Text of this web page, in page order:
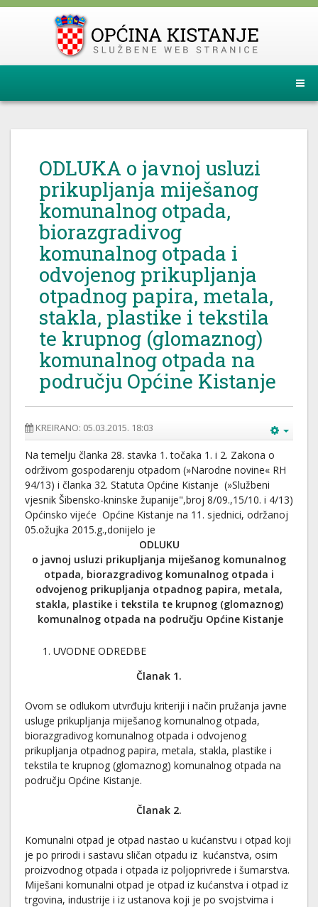
ODLUKA o javnoj usluzi
prikupljanja miješanog
komunalnog otpada,
biorazgradivog
komunalnog otpada i
odvojenog prikupljanja
otpadnog papira, metala,
stakla, plastike i tekstila
te krupnog (glomaznog)
komunalnog otpada na
području Općine Kistanje
KREIRANO: 05.03.2015. 18:03
Na temelju članka 28. stavka 1. točaka 1. i 2. Zakona o
održivom gospodarenju otpadom (»Narodne novine« RH
94/13) i članka 32. Statuta Općine Kistanje (»Službeni
vjesnik Šibensko-kninske županije",broj 8/09.,15/10. i 4/13)
Općinsko vijeće Općine Kistanje na 11. sjednici, održanoj
05.ožujka 2015.g.,donijelo je
ODLUKU
o javnoj usluzi prikupljanja miješanog komunalnog
otpada, biorazgradivog komunalnog otpada i
odvojenog prikupljanja otpadnog papira, metala,
stakla, plastike i tekstila te krupnog (glomaznog)
komunalnog otpada na području Općine Kistanje
UVODNE ODREDBE
Članak 1.
Ovom se odlukom utvrđuju kriteriji i način pružanja javne
usluge prikupljanja miješanog komunalnog otpada,
biorazgradivog komunalnog otpada i odvojenog
prikupljanja otpadnog papira, metala, stakla, plastike i
tekstila te krupnog (glomaznog) komunalnog otpada na
području Općine Kistanje.
Članak 2.
Komunalni otpad je otpad nastao u kućanstvu i otpad koji
je po prirodi i sastavu sličan otpadu iz kućanstva, osim
proizvodnog otpada i otpada iz poljoprivrede i šumarstva.
Miješani komunalni otpad je otpad iz kućanstva i otpad iz
trgovina, industrije i iz ustanova koji je po svojstvima i